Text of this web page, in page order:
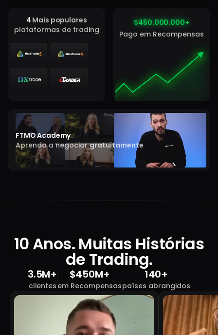
4 Mais populares
plataformas de trading
$450.000.000+
$450,000,000+
Pago em Recompensas
FTMO Academy
Aprenda a negociargratuitamente
10 Anos. Muitas Histórias
de Trading.
3.5M+
clientes
$450M+
em Recompensas
140+
países abrangidos